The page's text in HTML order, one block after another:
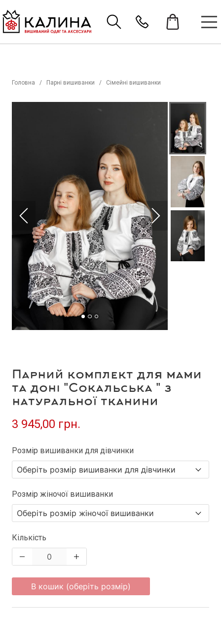
Головна Парні вишиванки Сімейні вишиванки
Парний комплект для мами
та доні "Сокальська " з
натуральної тканини
3 945,00 грн.
Розмір вишиванки для дівчинки
Розмір жіночої вишиванки
Кількість
В кошик (оберіть розмір)